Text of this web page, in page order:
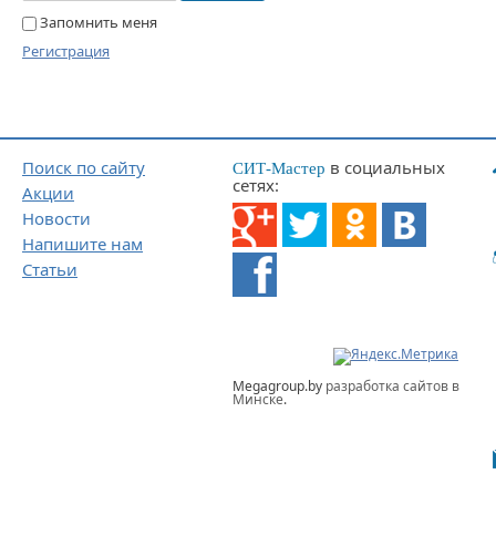
Запомнить меня
Регистрация
Поиск по сайту
Акции
Новости
Напишите нам
Статьи
СИТ-Мастер в социальных
сетях:
Megagroup.by разработка сайтов в
Минске.